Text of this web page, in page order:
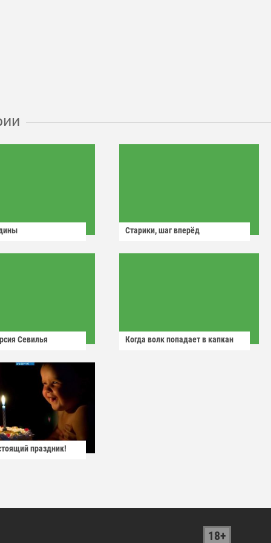
Старики, шаг вперёд
Севилья Когда волк попадает в капкан
праздник!
18+